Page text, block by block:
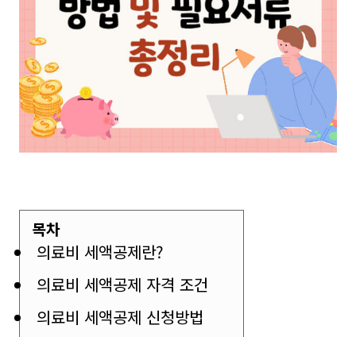
목차
의료비 세액공제란?
의료비 세액공제 자격 조건
의료비 세액공제 신청방법